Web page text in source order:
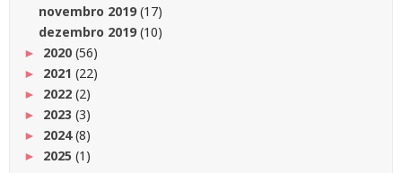
novembro 2019(17)
dezembro 2019(10)
► 2020 (56)
► 2021 (22)
► 2022 (2)
► 2023 (3)
► 2024(8)
► 2025 (1)